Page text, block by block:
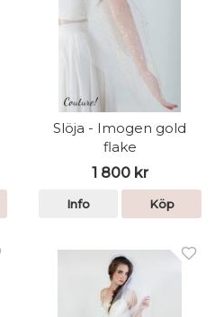
Slöja - Imogen gold
flake
1 800 kr
Info Köp